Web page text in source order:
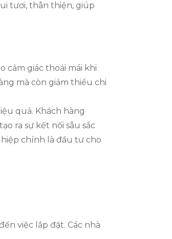
tươi, thân thiện, giúp
cảm giác thoải mái khi
mà còn giảm thiểu chi
quả. Khách hàng
ra sự kết nối sâu sắc
chính là đầu tư cho
việc lắp đặt. Các nhà